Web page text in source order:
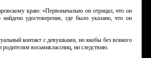
краю: «Первоначально он отрицал, что он
удостоверение, где было указано, что он
контакт с девушками, но якобы без всякого
восьмиклассниц, ни следствию.